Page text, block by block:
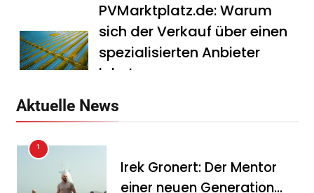
PVMarktplatz.de: Warum
sich der Verkauf über einen
spezialisierten Anbieter
lohnt
Mitarbeitergespräch pro
Aktuelle News
1
Irek Gronert: Der Mentor
einer neuen Generation